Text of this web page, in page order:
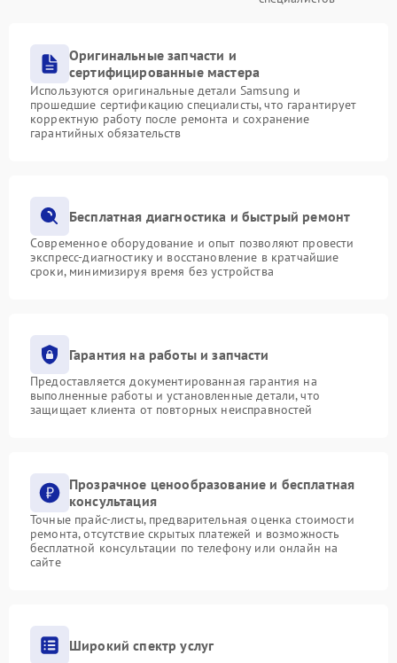
Оригинальные запчасти и
сертифицированные мастера
Используются оригинальные детали Samsung и
прошедшие сертификацию специалисты, что гарантирует
корректную работу после ремонта и сохранение
гарантийных обязательств
Бесплатная диагностика и быстрый ремонт
Современное оборудование и опыт позволяют провести
экспресс-диагностику и восстановление в кратчайшие
сроки, минимизируя время без устройства
Гарантия на работы и запчасти
Предоставляется документированная гарантия на
выполненные работы и установленные детали, что
защищает клиента от повторных неисправностей
Прозрачное ценообразование и бесплатная
консультация
Точные прайс-листы, предварительная оценка стоимости
ремонта, отсутствие скрытых платежей и возможность
бесплатной консультации по телефону или онлайн на
сайте
Широкий спектр услуг